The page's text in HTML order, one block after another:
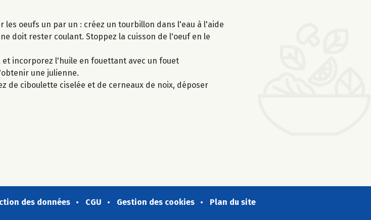
oeufs un par un : créez un tourbillon dans l'eau à l'aide
doit rester coulant. Stoppez la cuisson de l'oeuf en le
incorporez l'huile en fouettant avec un fouet
une julienne.
de ciboulette ciselée et de cerneaux de noix, déposer
des données CGU Gestion des cookies Plan du site